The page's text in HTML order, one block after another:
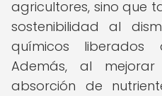
agricultores, sino que
sostenibilidad al
químicos liberados
Además, al
absorción de